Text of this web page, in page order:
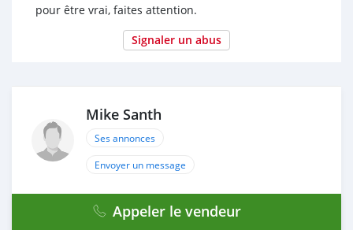
pour être vrai, faites attention.
Signaler un abus
Mike Santh
Ses annonces
Envoyer un message
Appeler le vendeur